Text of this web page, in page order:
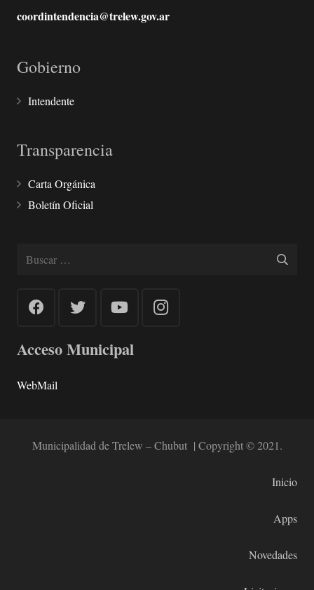
coordintendencia@trelew.gov.ar
Gobierno
Intendente
Transparencia
Carta Orgánica
Boletín Oficial
Buscar:
Acceso Municipal
WebMail
Municipalidad de Trelew – Chubut | Copyright © 2021.
Inicio
Apps
Novedades